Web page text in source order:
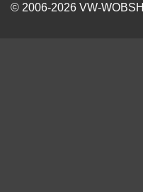
© 2006-2026 VW-